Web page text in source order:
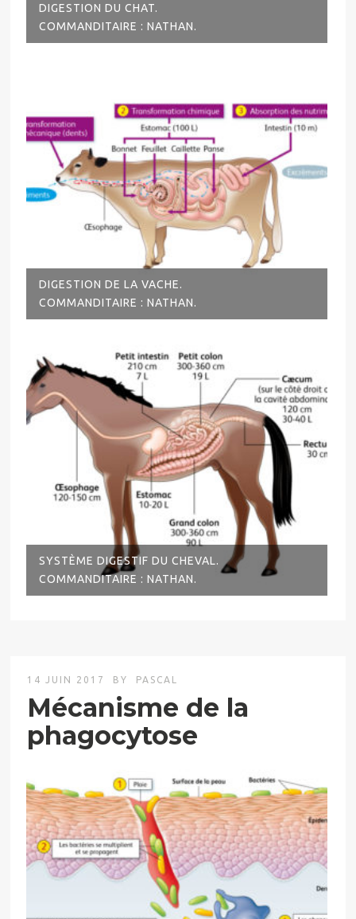
DIGESTION DU CHAT.
COMMANDITAIRE : NATHAN.
DIGESTION DE LA VACHE.
COMMANDITAIRE : NATHAN.
SYSTÈME DIGESTIF DU CHEVAL.
COMMANDITAIRE : NATHAN.
14 JUIN 2017 BY PASCAL
Mécanisme de la
phagocytose